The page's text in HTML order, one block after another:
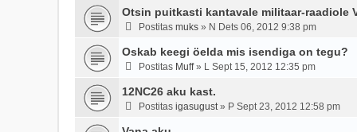
Otsin puitkasti kantavale militaar-raadiole
Postitas muks » N Dets 06, 2012 9:38 pm
Oskab keegi öelda mis isendiga on tegu?
Postitas Muff» L Sept 15, 2012 12:35 pm
12NC26 aku kast.
Postitas igasugust» P Sept 23, 2012 12:58 pm